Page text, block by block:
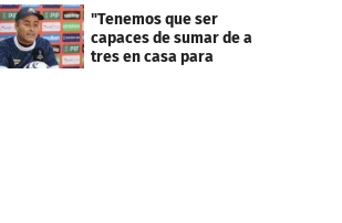
"Tenemos que ser
capaces de sumar de a
tres en casa para